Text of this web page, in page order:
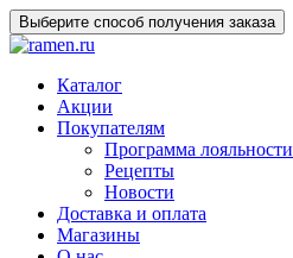
Выберите способ получения заказа
Каталог
Акции
Покупателям
Программа лояльности
Рецепты
Новости
Доставка и оплата
Магазины